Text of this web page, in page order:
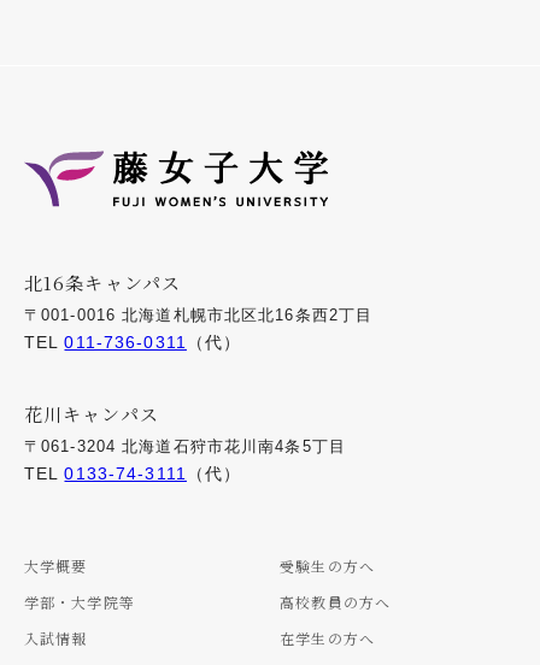
北16条キャンパス
〒001-0016 北海道札幌市北区北16条西2丁目
TEL011-736-0311 （代）
花川キャンパス
〒061-3204 北海道石狩市花川南4条5丁目
TEL0133-74-3111 （代）
大学概要
学部・大学院等
入試情報
受験生の方へ
高校教員の方へ
在学生の方へ